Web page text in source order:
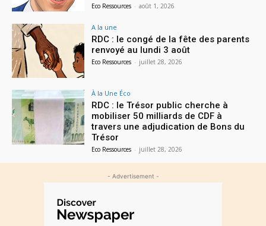
Eco Ressources - août 1, 2026
A la une
RDC : le congé de la fête des parents
renvoyé au lundi 3 août
Eco Ressources - juillet 28, 2026
À la Une Éco
RDC : le Trésor public cherche à
mobiliser 50 milliards de CDF à
travers une adjudication de Bons du
Trésor
Eco Ressources - juillet 28, 2026
- Advertisement -